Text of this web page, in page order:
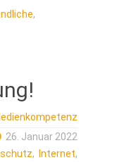
,
26. Januar 2022
, Internet,